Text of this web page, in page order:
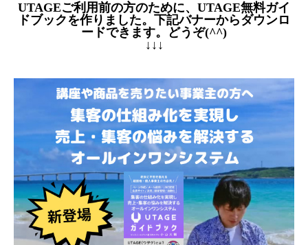
UTAGEご利用前の方のために、UTAGE無料ガイ
ドブックを作りました。下記バナーからダウンロ
ードできます。どうぞ(^^)
↓↓↓